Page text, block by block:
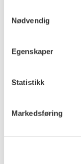
Nødvendig
Egenskaper
Statistikk
Markedsføring
NOK 20 000–30 000
Usolgt